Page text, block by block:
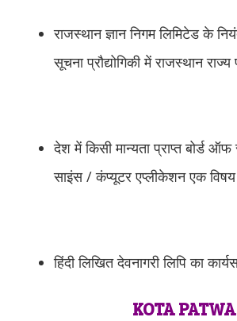
राजस्थान ज्ञान निगम लिमिटेड के
सूचना प्रौद्योगिकी में राजस्थान
देश में किसी मान्यता प्राप्त बोर्ड
साइंस / कंप्यूटर एप्लीकेशन एक
हिंदी लिखित देवनागरी लिपि का
KOTA